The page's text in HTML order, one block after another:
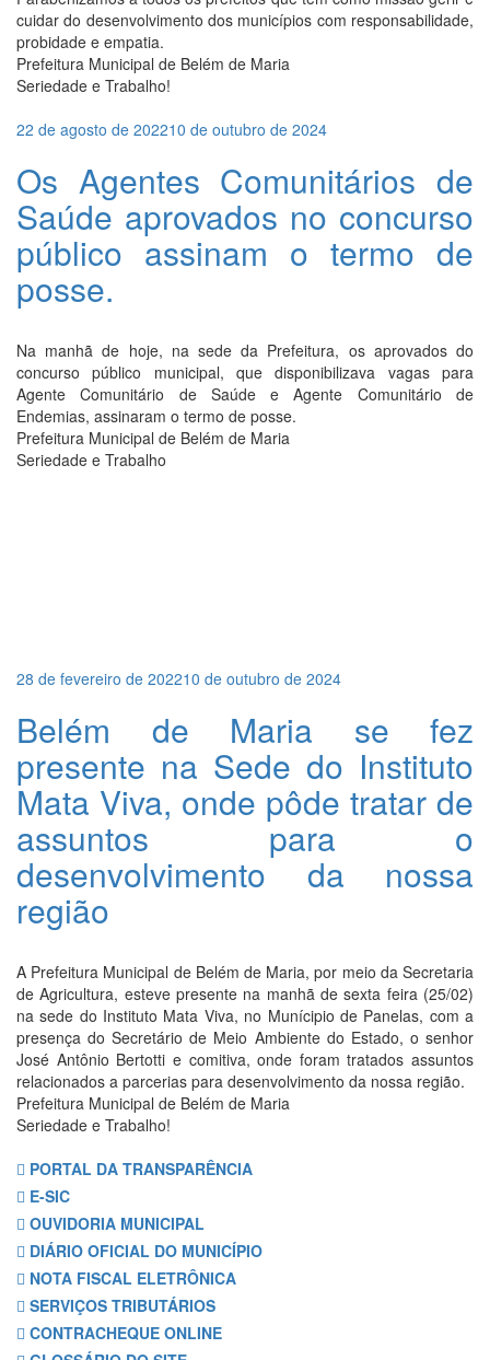
cuidar do desenvolvimento dos municípios com responsabilidade,
probidade e empatia.
Prefeitura Municipal de Belém de Maria
Seriedade e Trabalho!
Publicado
22 de agosto de 202210 de outubro de 2024
Os Agentes Comunitários de
Saúde aprovados no concurso
público assinam o termo de
posse.
Na manhã de hoje, na sede da Prefeitura, os aprovados do
concurso público municipal, que disponibilizava vagas para
Agente Comunitário de Saúde e Agente Comunitário de
Endemias, assinaram o termo de posse.
Prefeitura Municipal de Belém de Maria
Seriedade e Trabalho
Publicado
28 de fevereiro de 202210 de outubro de 2024
Belém de Maria se fez
presente na Sede do Instituto
Mata Viva, onde pôde tratar de
assuntos para o
desenvolvimento da nossa
região
A Prefeitura Municipal de Belém de Maria, por meio da Secretaria
de Agricultura, esteve presente na manhã de sexta feira (25/02)
na sede do Instituto Mata Viva, no Munícipio de Panelas, com a
presença do Secretário de Meio Ambiente do Estado, o senhor
José Antônio Bertotti e comitiva, onde foram tratados assuntos
relacionados a parcerias para desenvolvimento da nossa região.
Prefeitura Municipal de Belém de Maria
Seriedade e Trabalho!
PORTAL DA TRANSPARÊNCIA
E-SIC
OUVIDORIA MUNICIPAL
DIÁRIO OFICIAL DO MUNICÍPIO
NOTA FISCAL ELETRÔNICA
SERVIÇOS TRIBUTÁRIOS
CONTRACHEQUE ONLINE